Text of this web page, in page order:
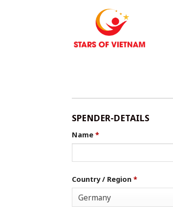
SPENDER-DETAILS
Name *
Country / Region *
Germany